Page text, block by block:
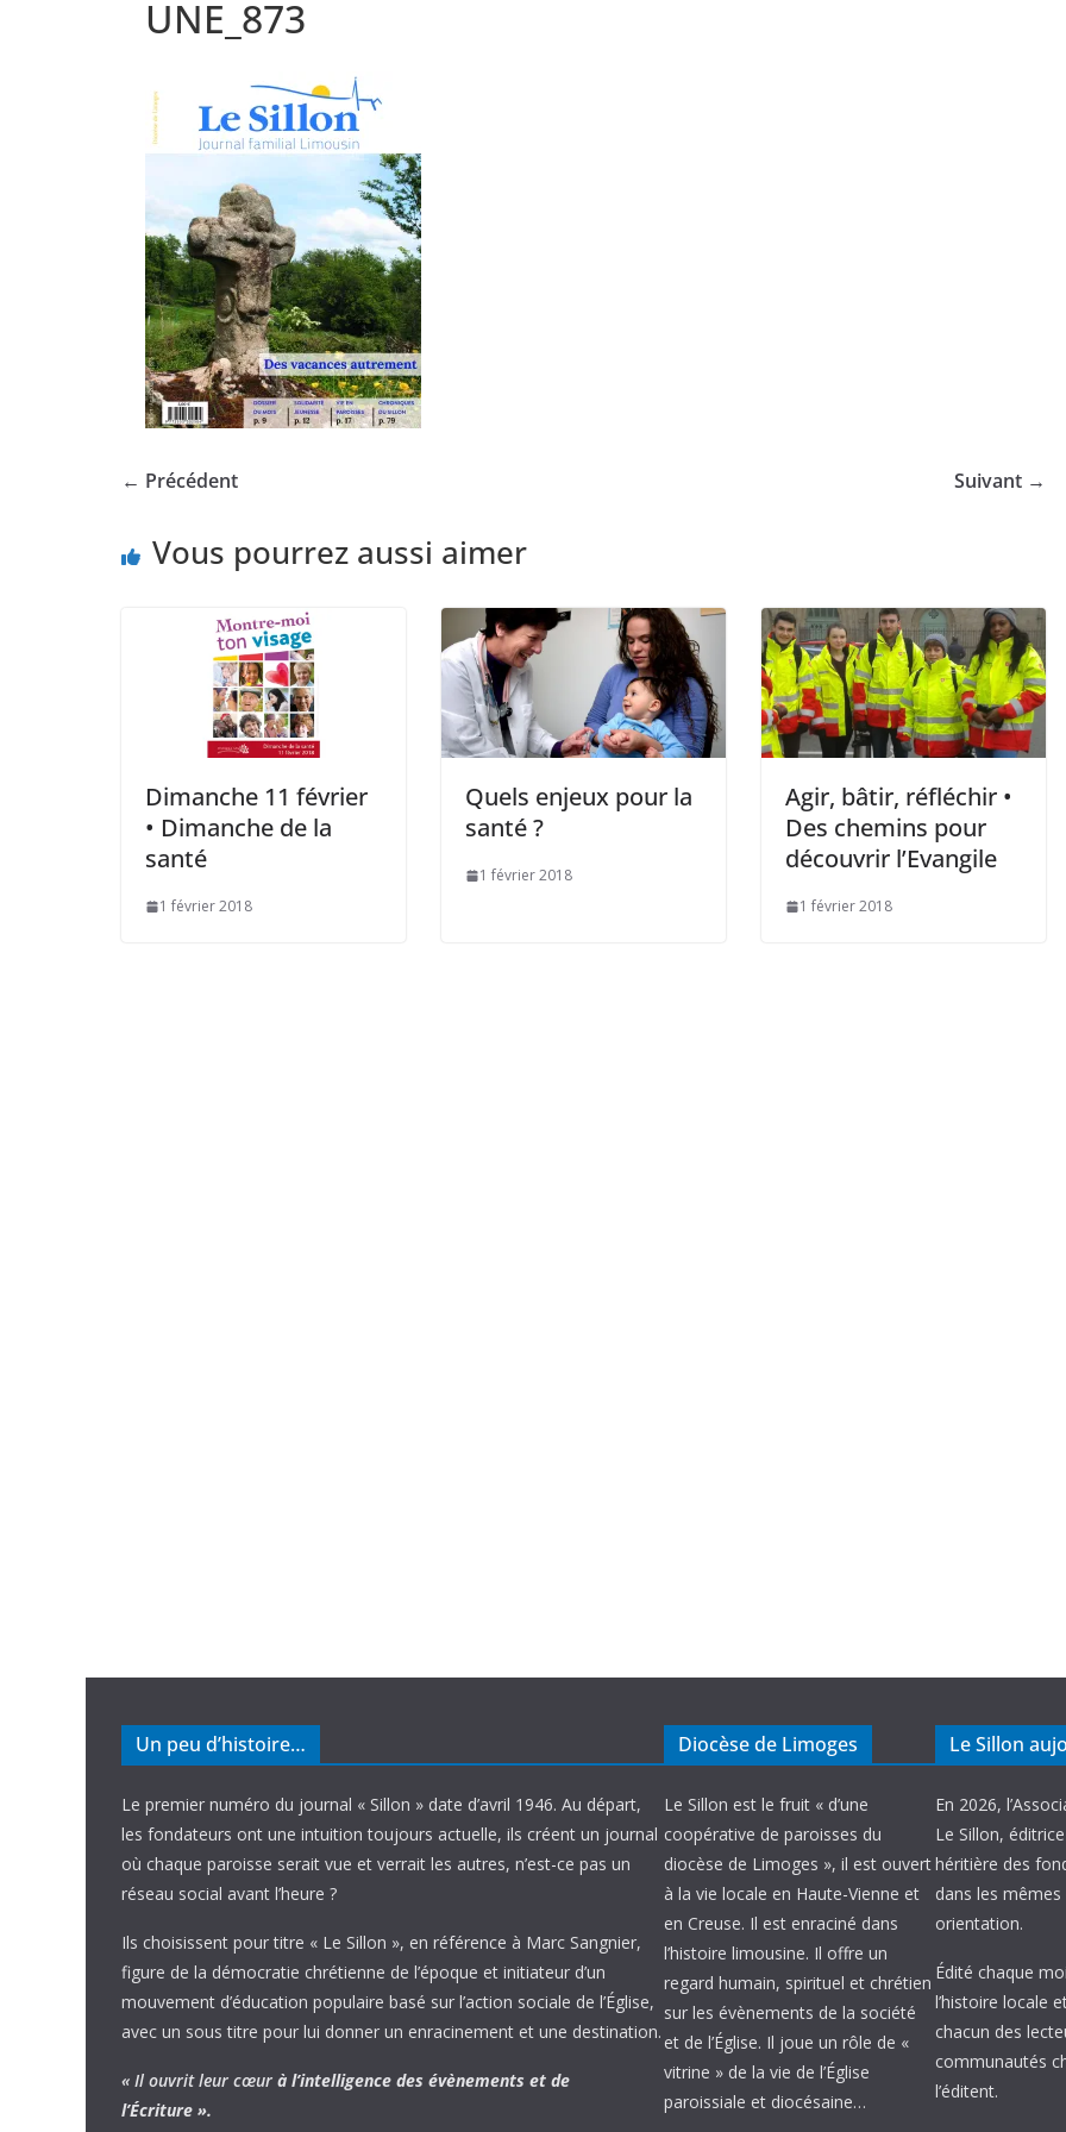
UNE_873
← Précédent Suivant →
Vous pourrez aussi aimer
Dimanche 11 février
• Dimanche de la
santé
1 février 2018
Quels enjeux pour la
santé ?
1 février 2018
Agir, bâtir, réfléchir •
Des chemins pour
découvrir l’Evangile
1 février 2018
Un peu d’histoire…
Le premier numéro du journal « Sillon » date d’avril 1946. Au départ,
les fondateurs ont une intuition toujours actuelle, ils créent un journal
où chaque paroisse serait vue et verrait les autres, n’est-ce pas un
réseau social avant l’heure ?
Ils choisissent pour titre « Le Sillon », en référence à Marc Sangnier,
figure de la démocratie chrétienne de l’époque et initiateur d’un
mouvement d’éducation populaire basé sur l’action sociale de l’Église,
avec un sous titre pour lui donner un enracinement et une destination.
« Il ouvrit leur cœur à l’intelligence des évènements et de
l’Écriture ».
Diocèse de Limoges
Le Sillon est le fruit « d’une
coopérative de paroisses du
diocèse de Limoges », il est ouvert
à la vie locale en Haute-Vienne et
en Creuse. Il est enraciné dans
l’histoire limousine. Il offre un
regard humain, spirituel et chrétien
sur les évènements de la société
et de l’Église. Il joue un rôle de «
vitrine » de la vie de l’Église
paroissiale et diocésaine…
Le Sillon
En 2026,
Le Sillon,
héritière des
dans les
orientation.
Édité chaque
l’histoire locale
chacun des
communautés
l’éditent.